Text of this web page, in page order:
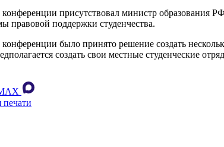
присутствовал министр
правовой поддержки студенчества.
было принято решение создать
создать свои местные студенческие
печати